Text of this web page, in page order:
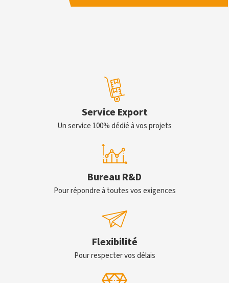
Service Export
Un service 100% dédié à vos projets
Bureau R&D
Pour répondre à toutes vos exigences
Flexibilité
Pour respecter vos délais